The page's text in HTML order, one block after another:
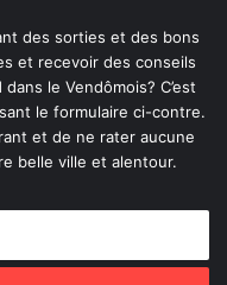
des sorties et des bons
et recevoir des conseils
le Vendômois? C’est
le formulaire ci-contre.
et de ne rater aucune
belle ville et alentour.